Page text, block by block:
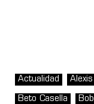
Actualidad
Beto Casella